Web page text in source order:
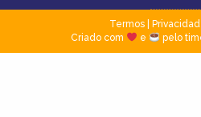
Termos|
Criado com
e pelo